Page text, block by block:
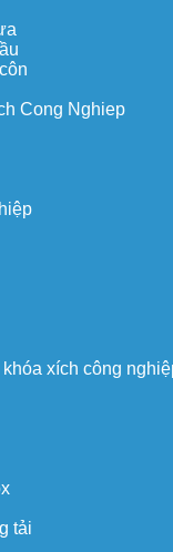
Cong Nghiep
xích công
tải